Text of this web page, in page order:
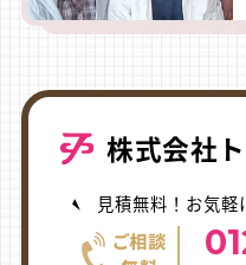
株式会社
見積無料！お気